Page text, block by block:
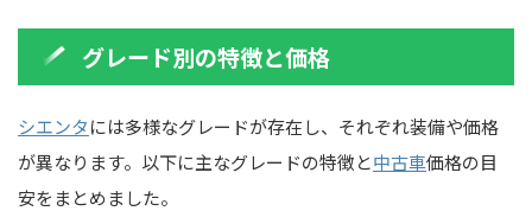
グレード別の特徴と価格
シエンタには多様なグレードが存在し、それぞれ装備や価格
が異なります。以下に主なグレードの特徴と中古車価格の目
安をまとめました。